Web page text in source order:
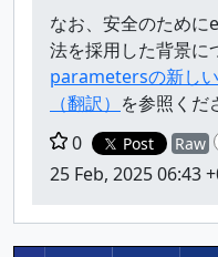
なお、安全のため
法を採用した背景に
parametersの新し
（翻訳） を参照くだ
0
Post Raw
25 Feb, 2025 06:43